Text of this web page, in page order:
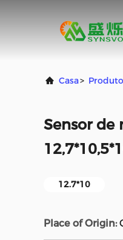
Casa>
Sensor de
12.7*10
Place of Origin: